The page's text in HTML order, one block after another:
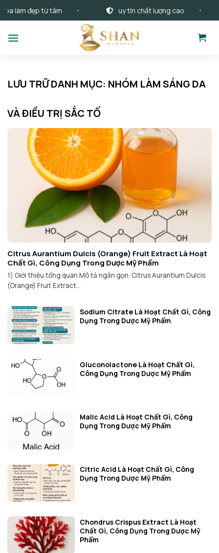
dung
làm đẹp từ tâm uy tín chất lượng cao
LƯU TRỮ DANH MỤC: NHÓM LÀM SÁNG DA
VÀ ĐIỀU TRỊ SẮC TỐ
Citrus Aurantium Dulcis (Orange) Fruit Extract Là Hoạt
Chất Gì, Công Dụng Trong Dược Mỹ Phẩm
1) Giới thiệu tổng quan Mô tả ngắn gọn. Citrus Aurantium Dulcis
(Orange) Fruit Extract...
Sodium Citrate Là Hoạt Chất Gì, Công
Dụng Trong Dược Mỹ Phẩm
Gluconolactone Là Hoạt Chất Gì,
Công Dụng Trong Dược Mỹ Phẩm
Malic Acid Là Hoạt Chất Gì, Công
Dụng Trong Dược Mỹ Phẩm
Citric Acid Là Hoạt Chất Gì, Công
Dụng Trong Dược Mỹ Phẩm
Chondrus Crispus Extract Là Hoạt
Chất Gì, Công Dụng Trong Dược Mỹ
Phẩm